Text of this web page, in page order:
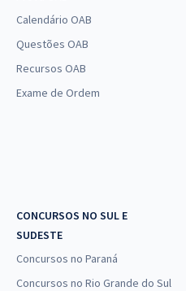
Calendário OAB
Questões OAB
Recursos OAB
Exame de Ordem
CONCURSOS NO SUL E
SUDESTE
Concursos no Paraná
Concursos no Rio Grande do Sul